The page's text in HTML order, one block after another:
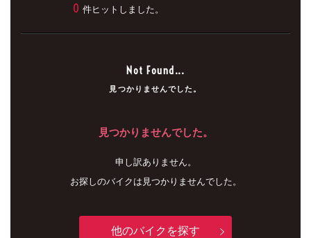
0 件ヒットしました。
Not Found...
見つかりませんでした。
見つかりませんでした。
申し訳ありません。
お探しのバイクは見つかりませんでした。
他のバイクを探す